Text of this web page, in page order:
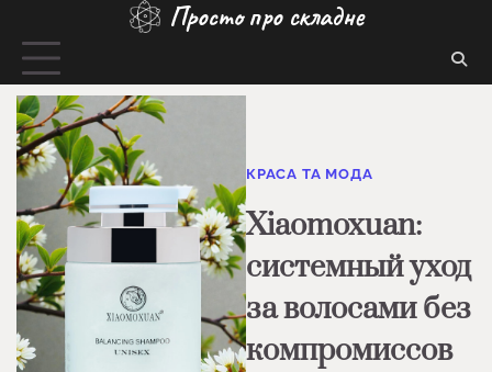
вмісту
Просто про складне
КРАСА ТА МОДА
Xiaomoxuan:
системный уход
за волосами без
компромиссов